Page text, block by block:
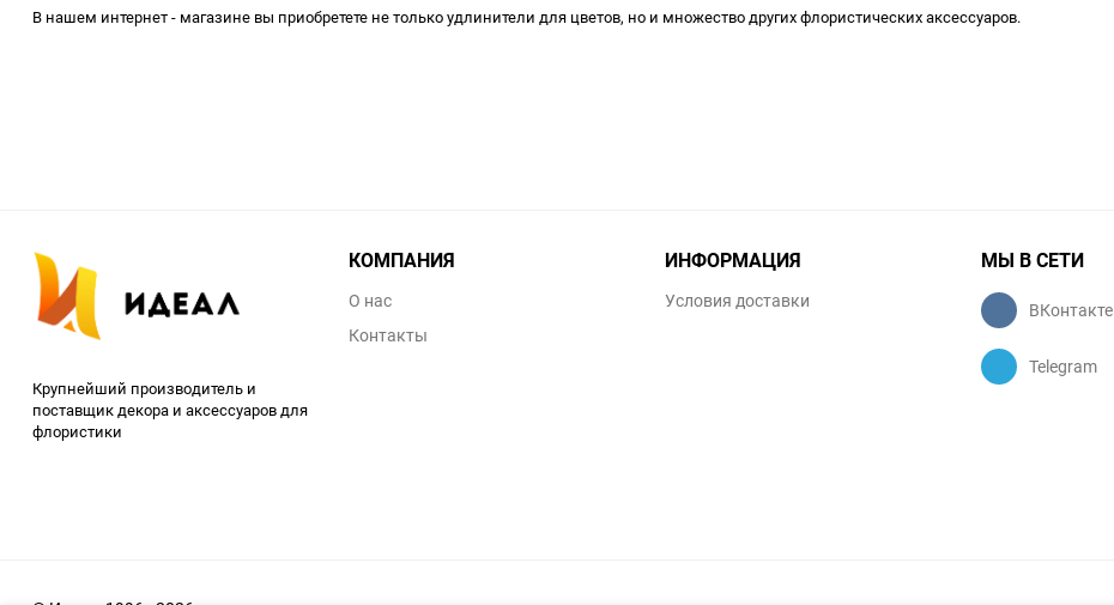
В нашем интернет - магазине вы приобретете не только удлинители для цветов, но и множество других флористических аксессуаров.
Крупнейший производитель и
поставщик декора и аксессуаров для
флористики
КОМПАНИЯ
О нас
Контакты
ИНФОРМАЦИЯ
Условия доставки
МЫ В СЕТИ
ВКонтакте
Telegram